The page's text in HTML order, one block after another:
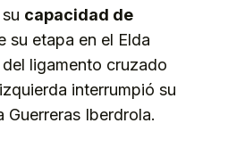
capacidad de
su etapa en el Elda
ligamento cruzado
interrumpió su
Guerreras Iberdrola.